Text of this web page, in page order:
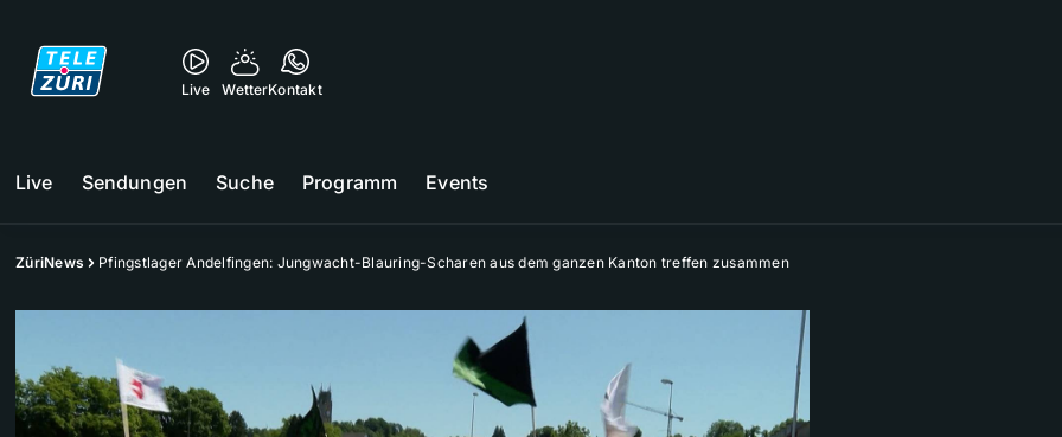
Live WetterKontakt
Live Sendungen Suche Programm Events
ZüriNews Pfingstlager Andelfingen: Jungwacht-Blauring-Scharen aus dem ganzen Kanton treffen zusammen